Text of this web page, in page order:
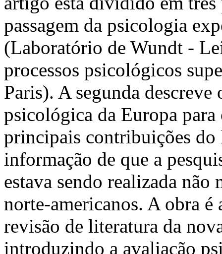
passagem da psicologia
(Laboratório de Wundt -
processos psicológicos
Paris). A segunda
psicológica da Europa
principais contribuições do
informação de que a
estava sendo realizada não
norte-americanos. A obra é
revisão de literatura da
introduzindo a avaliação